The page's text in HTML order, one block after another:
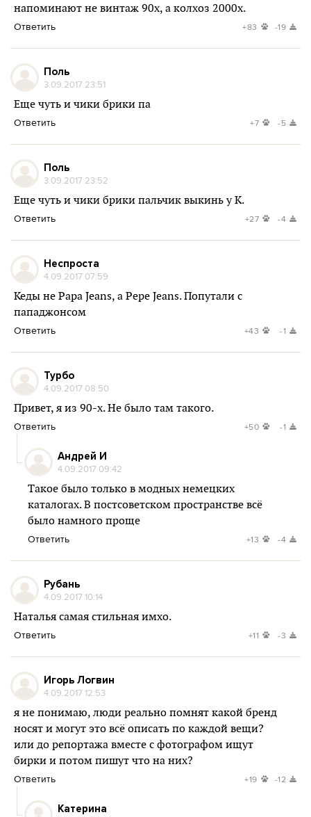
напоминают не винтаж 90х, а колхоз 2000х.
Ответить +83 -19
Поль
3.09.2017 23:51
Еще чуть и чики брики па
Ответить +7 -5
Поль
3.09.2017 23:52
Еще чуть и чики брики пальчик выкинь у К.
Ответить +27 -4
Неспроста
4.09.2017 07:59
Кеды не Papa Jeans, а Pepe Jeans. Попутали с
пападжонсом
Ответить +43 -1
Турбо
4.09.2017 08:50
Привет, я из 90-х. Не было там такого.
Ответить +50 -1
Андрей И
4.09.2017 09:42
Такое было только в модных немецких
каталогах. В постсоветском пространстве всё
было намного проще
Ответить +13 -4
Рубань
4.09.2017 10:14
Наталья самая стильная имхо.
Ответить +11 -3
Игорь Логвин
4.09.2017 12:53
я не понимаю, люди реально помнят какой бренд
носят и могут это всё описать по каждой вещи?
или до репортажа вместе с фотографом ищут
бирки и потом пишут что на них?
Ответить +19 -12
Катерина